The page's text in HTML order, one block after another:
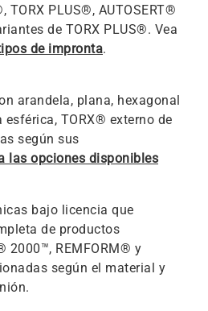
TORX PLUS®, AUTOSERT®
de TORX PLUS®. Vea
de impronta.
arandela, plana, hexagonal
esférica, TORX® externo de
según sus
las opciones disponibles
bajo licencia que
de productos
2000™, REMFORM® y
según el material y